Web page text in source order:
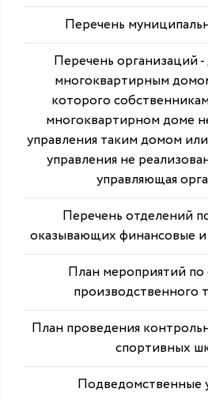
Перечень
Перечень организаций -
многоквартирным
которого
многоквартирном доме
управления таким домом
управления не
управляющая
Перечень отделений
оказывающих финансовые и
План мероприятий
производственного
План проведения
спортивных
Подведомственные